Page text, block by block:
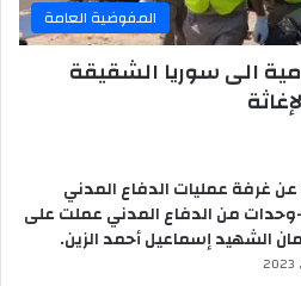
المفوضية العامة
الى سوريا الشقيقة
عن غرفة عمليات الدفاع المدني
وحدات من الدفاع المدني عملت على
الشهيد إسماعيل أحمد الزين.